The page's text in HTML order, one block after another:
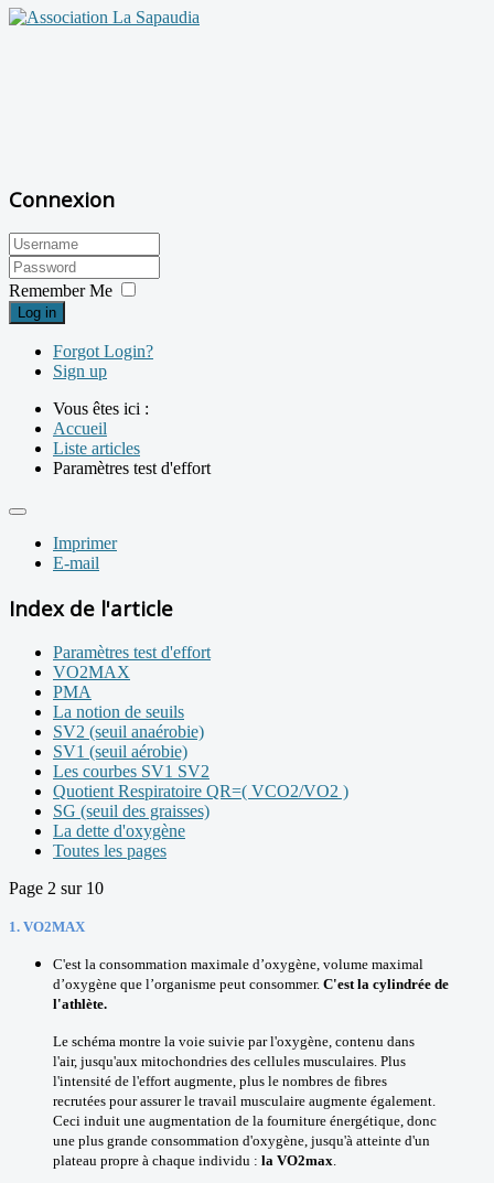
Connexion
Remember Me
Log in
Forgot Login?
Sign up
Vous êtes ici :
Accueil
Liste articles
Paramètres test d'effort
Imprimer
E-mail
Index de l'article
Paramètres test d'effort
VO2MAX
PMA
La notion de seuils
SV2 (seuil anaérobie)
SV1 (seuil aérobie)
Les courbes SV1 SV2
Quotient Respiratoire QR=( VCO2/VO2 )
SG (seuil des graisses)
La dette d'oxygène
Toutes les pages
Page 2 sur 10
1. VO2MAX
C'est la consommation maximale d’oxygène, volume maximal
d’oxygène que l’organisme peut consommer. C'est la cylindrée de
l'athlète.
Le schéma montre la voie suivie par l'oxygène, contenu dans
l'air, jusqu'aux mitochondries des cellules musculaires. Plus
l'intensité de l'effort augmente, plus le nombres de fibres
recrutées pour assurer le travail musculaire augmente également.
Ceci induit une augmentation de la fourniture énergétique, donc
une plus grande consommation d'oxygène, jusqu'à atteinte d'un
plateau propre à chaque individu : la VO2max